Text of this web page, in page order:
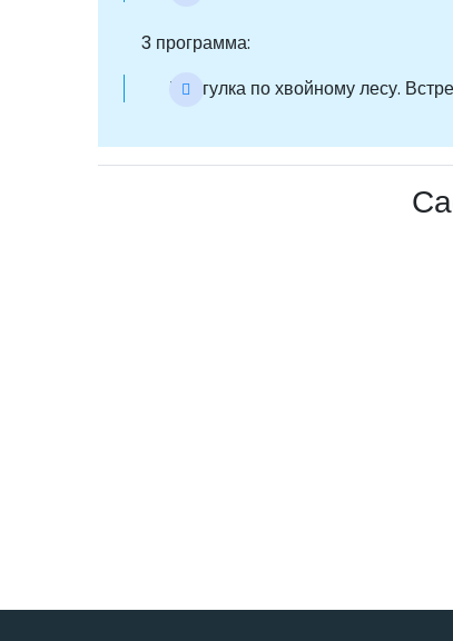
3 программа:
Прогулка по хвойному лесу.